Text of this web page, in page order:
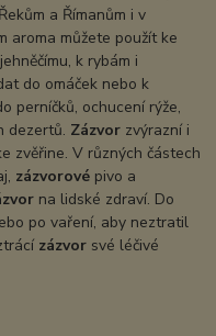
a Římanům i v
aroma můžete použít ke
k rybám i
do omáček nebo k
perníčků, ochucení rýže,
dezertů. Zázvor zvýrazní i
zvěřine. V různých částech
zázvorové pivo a
na lidské zdraví. Do
po vaření, aby neztratil
zázvor své léčivé